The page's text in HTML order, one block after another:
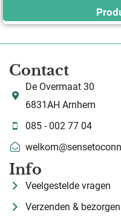
Contact
De Overmaat 30
6831AH Arnhem
085 - 002 77 04
Info
Veelgestelde vragen
Verzenden & bezorgen